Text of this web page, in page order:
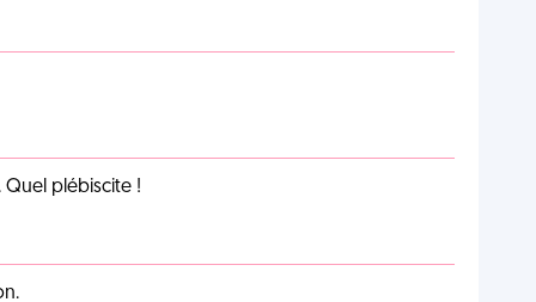
Quel plébiscite !